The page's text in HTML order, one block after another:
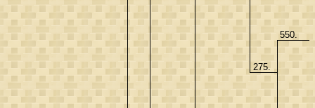
275.
550.